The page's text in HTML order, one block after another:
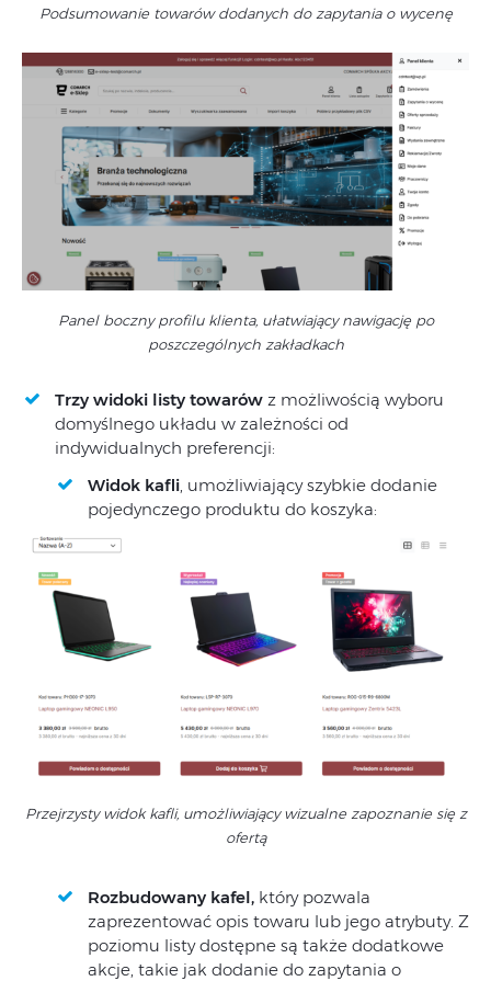
Podsumowanie towarów dodanych do zapytania o wycenę
Panel boczny profilu klienta, ułatwiający nawigację po
poszczególnych zakładkach
Trzy widoki listy towarów z możliwością wyboru
domyślnego układu w zależności od
indywidualnych preferencji:
Widok kafli , umożliwiający szybkie dodanie
pojedynczego produktu do koszyka:
Przejrzysty widok kafli, umożliwiający wizualne zapoznanie się z
ofertą
Rozbudowany kafel, który pozwala
zaprezentować opis towaru lub jego atrybuty. Z
poziomu listy dostępne są także dodatkowe
akcje, takie jak dodanie do zapytania o